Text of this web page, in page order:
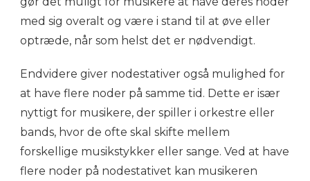
med sig overalt og være i stand til at øve eller
optræde, når som helst det er nødvendigt.
Endvidere giver nodestativer også mulighed for
at have flere noder på samme tid. Dette er især
nyttigt for musikere, der spiller i orkestre eller
bands, hvor de ofte skal skifte mellem
forskellige musikstykker eller sange. Ved at have
flere noder på nodestativet kan musikeren